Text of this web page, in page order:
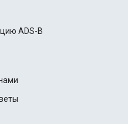
ADS-B